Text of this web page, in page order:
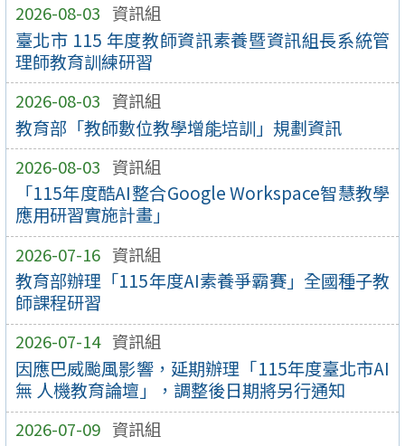
2026-08-03 資訊組
臺北市 115 年度教師資訊素養暨資訊組長系統管
理師教育訓練研習
2026-08-03 資訊組
教育部「教師數位教學增能培訓」規劃資訊
2026-08-03 資訊組
「115年度酷AI整合Google Workspace智慧教學
應用研習實施計畫」
2026-07-16 資訊組
教育部辦理「115年度AI素養爭霸賽」全國種子教
師課程研習
2026-07-14 資訊組
因應巴威颱風影響，延期辦理「115年度臺北市AI
無 人機教育論壇」，調整後日期將另行通知
2026-07-09 資訊組